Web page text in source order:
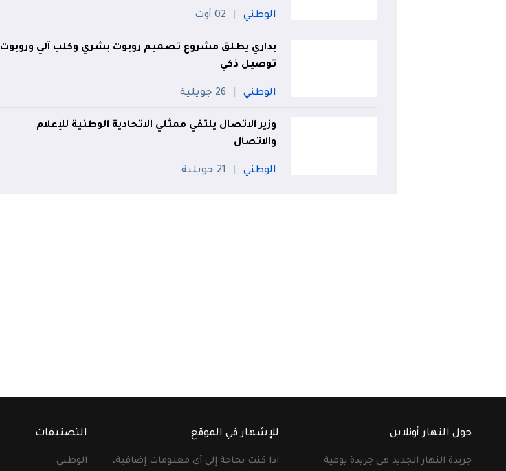
الوطني 02 أوت
بداري يطلق مشروع تصميم روبوت بشري وكلب آلي وروبوت
توصيل ذكي
الوطني 26 جويلية
وزير الاتصال يلتقي ممثلي الاتحادية الوطنية للإعلام
والاتصال
الوطني 21 جويلية
حول النهار أونلاين
جريدة النهار الجديد هي جريدة يومية
للإشهار في الموقع
اذا كنت بحاجة إلى أي معلومات إضافية،
التصنيفات
الوطني